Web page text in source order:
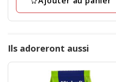
Ils adoreront aussi